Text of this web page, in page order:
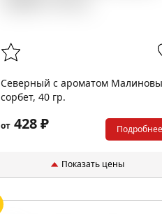
Северный с ароматом
сорбет, 40 гр.
от428 ₽ Подробнее
Показать цены